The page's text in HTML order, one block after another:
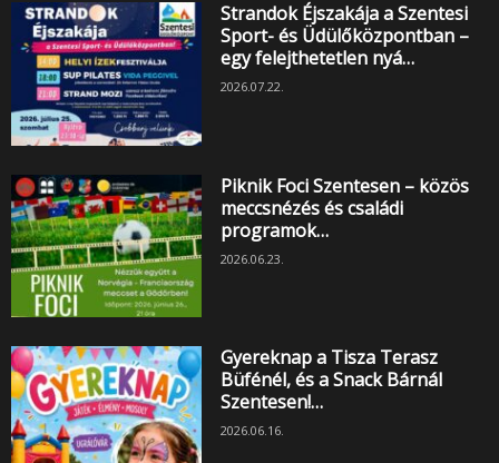
Strandok Éjszakája a Szentesi
Sport- és Üdülőközpontban –
egy felejthetetlen nyá…
2026.07.22.
Piknik Foci Szentesen – közös
meccsnézés és családi
programok…
2026.06.23.
Gyereknap a Tisza Terasz
Büfénél, és a Snack Bárnál
Szentesen!…
2026.06.16.